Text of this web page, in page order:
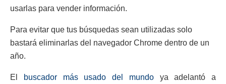
usarlas para vender información.
Para evitar que tus búsquedas sean utilizadas solo
bastará eliminarlas del navegador Chrome dentro de un
año.
El buscador más usado del mundoya adelantó a